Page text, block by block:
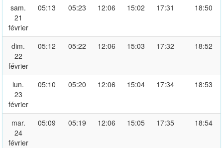
sam.
21
février
05:13 05:23 12:06 15:02 17:31 18:50
dim.
22
février
05:12 05:22 12:06 15:03 17:32 18:52
lun.
23
février
05:10 05:20 12:06 15:04 17:34 18:53
mar.
24
février
05:09 05:19 12:06 15:05 17:35 18:54